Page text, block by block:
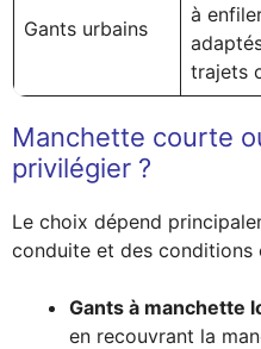
Gants urbains
à
trajets
Manchette courte
privilégier ?
Le choix dépend
conduite et des conditions
Gants à manchette
en recouvrant la